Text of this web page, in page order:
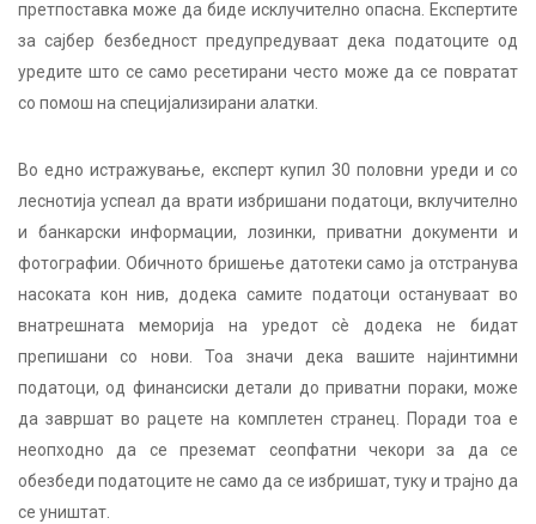
претпоставка може да биде исклучително опасна. Експертите
за сајбер безбедност предупредуваат дека податоците од
уредите што се само ресетирани често може да се повратат
со помош на специјализирани алатки.
Во едно истражување, експерт купил 30 половни уреди и со
леснотија успеал да врати избришани податоци, вклучително
и банкарски информации, лозинки, приватни документи и
фотографии. Обичното бришење датотеки само ја отстранува
насоката кон нив, додека самите податоци остануваат во
внатрешната меморија на уредот сè додека не бидат
препишани со нови. Тоа значи дека вашите најинтимни
податоци, од финансиски детали до приватни пораки, може
да завршат во рацете на комплетен странец. Поради тоа е
неопходно да се преземат сеопфатни чекори за да се
обезбеди податоците не само да се избришат, туку и трајно да
се уништат.